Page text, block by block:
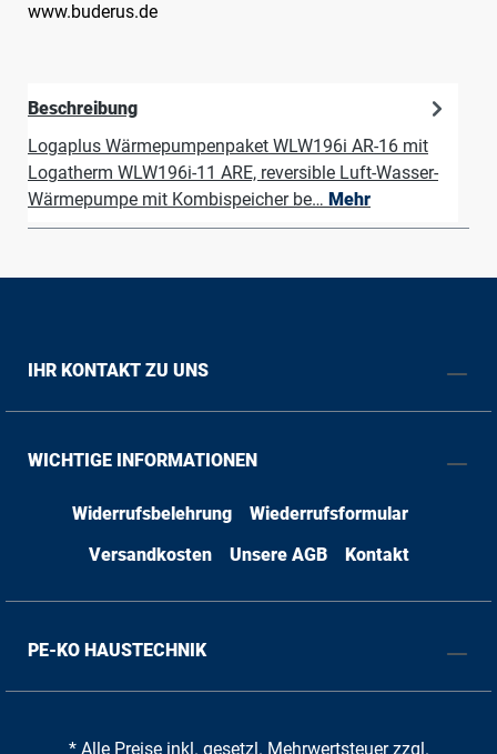
www.buderus.de
Beschreibung
Logaplus Wärmepumpenpaket WLW196i AR-16 mit
Logatherm WLW196i-11 ARE, reversible Luft-Wasser-
Wärmepumpe mit Kombispeicher be… Mehr
IHR KONTAKT ZU UNS
WICHTIGE INFORMATIONEN
Widerrufsbelehrung
Wiederrufsformular
Versandkosten
Unsere AGB Kontakt
PE-KO HAUSTECHNIK
* Alle Preise inkl. gesetzl. Mehrwertsteuer zzgl.